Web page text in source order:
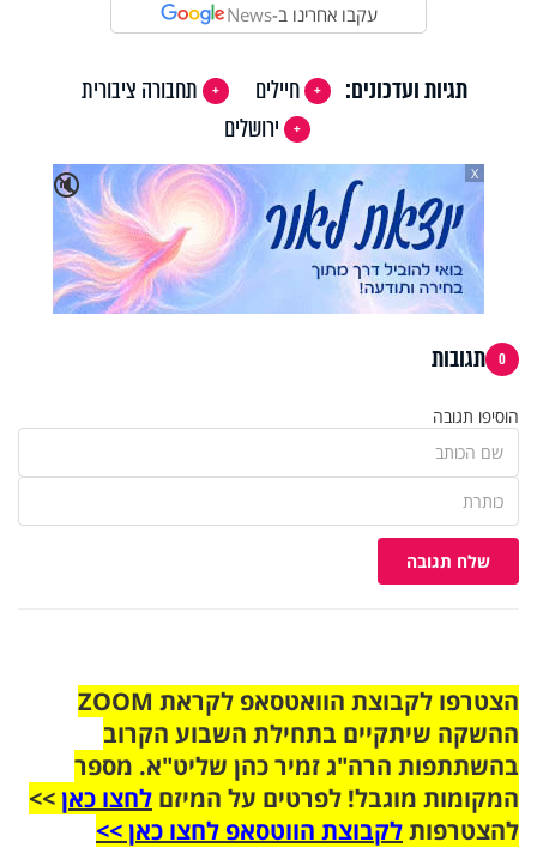
עקבו אחרינו ב-News
תגיות ועדכונים: חיילים
תחבורה ציבורית
ירושלים
🔇
X
0 תגובות
הוסיפו תגובה
שלח תגובה
הצטרפו לקבוצת הוואטסאפ לקראת ZOOM
ההשקה שיתקיים בתחילת השבוע הקרוב
בהשתתפות הרה"ג זמיר כהן שליט"א. מספר
המקומות מוגבל! לפרטים על המיזם לחצו כאן>>
להצטרפותלקבוצת הווטסאפ לחצו כאן >>